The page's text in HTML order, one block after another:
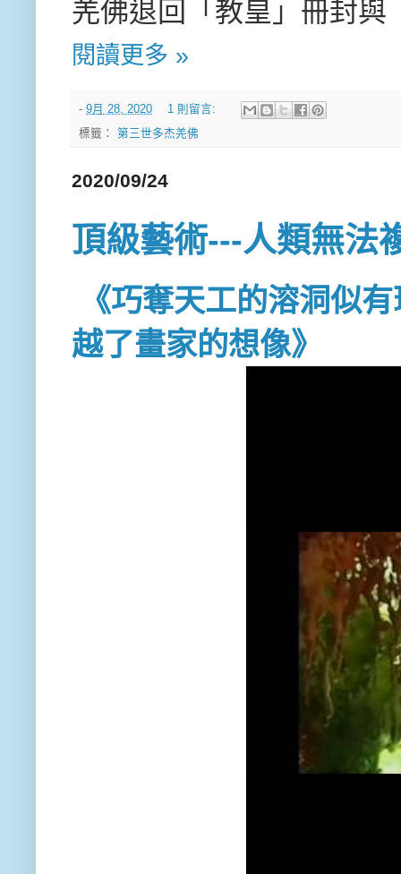
羌佛退回「教皇」冊封與
閱讀更多 »
- 9月 28, 2020
1 則留言:
標籤： 第三世多杰羌佛
2020/09/24
頂級藝術---人類無法
《巧奪天工的溶洞似
越了畫家的想像》